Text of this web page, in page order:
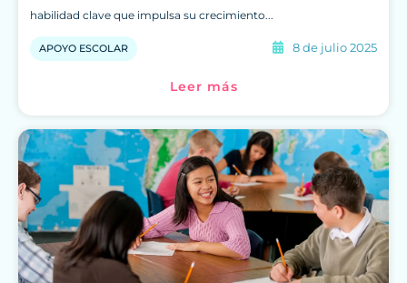
habilidad clave que impulsa su crecimiento...
APOYO ESCOLAR 8 de julio 2025
Leer más